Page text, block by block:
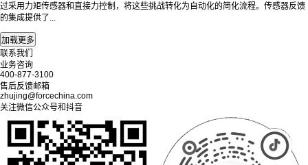
过采用力矩传感器和直接力控制，将这些挑战转化为自动化的简化流程。传感器反馈
的集成提供了...
联系我们
业务咨询
400-877-3100
售后反馈邮箱
zhujing@forcechina.com
关注微信公众号和抖音